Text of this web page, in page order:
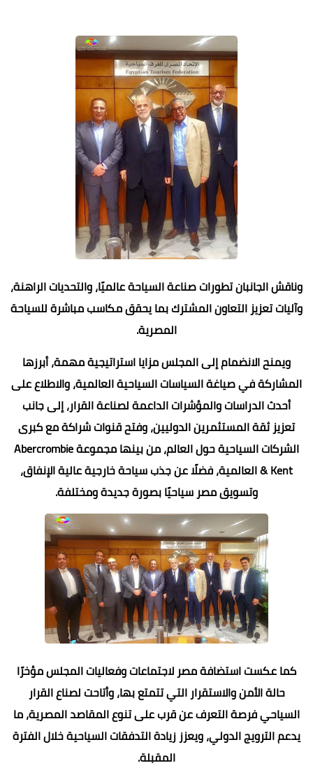
وناقش الجانبان تطورات صناعة السياحة عالميًا، والتحديات الراهنة،
وآليات تعزيز التعاون المشترك بما يحقق مكاسب مباشرة للسياحة
المصرية.
ويمنح الانضمام إلى المجلس مزايا استراتيجية مهمة، أبرزها
المشاركة في صياغة السياسات السياحية العالمية، والاطلاع على
أحدث الدراسات والمؤشرات الداعمة لصناعة القرار، إلى جانب
تعزيز ثقة المستثمرين الدوليين، وفتح قنوات شراكة مع كبرى
الشركات السياحية حول العالم، من بينها مجموعة Abercrombie
& Kent العالمية، فضلًا عن جذب سياحة خارجية عالية الإنفاق،
وتسويق مصر سياحيًا بصورة جديدة ومختلفة.
كما عكست استضافة مصر لاجتماعات وفعاليات المجلس مؤخرًا
حالة الأمن والاستقرار التي تتمتع بها، وأتاحت لصناع القرار
السياحي فرصة التعرف عن قرب على تنوع المقاصد المصرية، ما
يدعم الترويج الدولي، ويعزز زيادة التدفقات السياحية خلال الفترة
المقبلة.